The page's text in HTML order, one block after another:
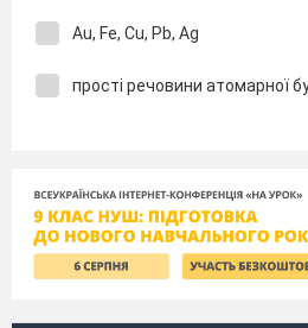
Au, Fe, Cu, Pb, Ag
прості речовини атомарної